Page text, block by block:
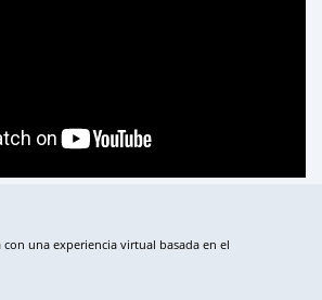
con una experiencia virtual basada en el